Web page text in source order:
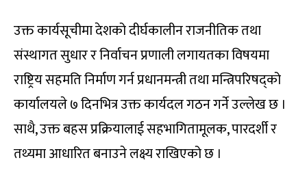
उक्त कार्यसूचीमा देशको दीर्घकालीन राजनीतिक तथा
संस्थागत सुधार र निर्वाचन प्रणाली लगायतका विषयमा
राष्ट्रिय सहमति निर्माण गर्न प्रधानमन्त्री तथा मन्त्रिपरिषद्को
कार्यालयले ७ दिनभित्र उक्त कार्यदल गठन गर्ने उल्लेख छ ।
साथै, उक्त बहस प्रक्रियालाई सहभागितामूलक, पारदर्शी र
तथ्यमा आधारित बनाउने लक्ष्य राखिएको छ ।